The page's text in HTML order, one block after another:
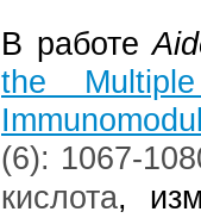
В работе
the
(6): 1067-
кислота,